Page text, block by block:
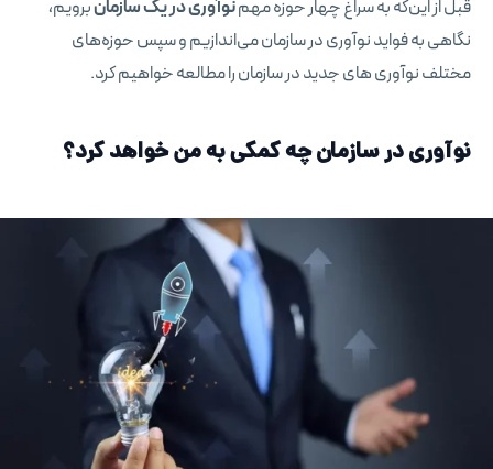
قبل از این‌که به سراغ چهار حوزه مهمنوآوری در یک سازمانبرویم،
نگاهی به فواید نوآوری در سازمان می‌اندازیم و سپس حوزه‌های
مختلف نوآوری‌ های جدید در سازمان را مطالعه خواهیم کرد.
نوآوری در سازمان چه کمکی به من خواهد کرد؟